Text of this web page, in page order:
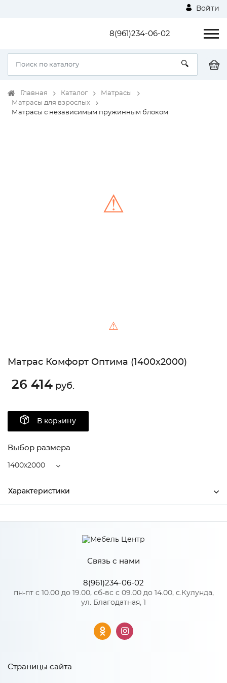
Войти
8(961)234-06-02
Главная Каталог
Матрасы
Матрасы для взрослых
Матрасы с независимым пружинным блоком
⚠
⚠
Матрас Комфорт Оптима (1400х2000)
26 414 руб.
В корзину
Выбор размера
1400x2000
Характеристики
Ширина 1400
210
2000
Центрпласт
Связь с нами
8(961)234-06-02
пн-пт с 10.00 до 19.00, сб-вс с 09.00 до 14.00, с.Кулунда,
ул. Благодатная, 1
Страницы сайта